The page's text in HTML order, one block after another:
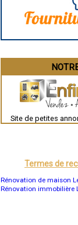
Brive-la-Gaillarde
Guéret
Besançon
Évreux
Chartres
Nîmes
Auch
Dole
Mont-de-Marsan
Site de petites
Termes de
Rénovation de maison
Rénovation immobilière